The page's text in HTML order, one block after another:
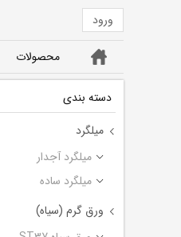
ورود
خانه محصولات
دسته بندی
میلگرد
میلگرد آجدار
میلگرد ساده
ورق گرم (سیاه)